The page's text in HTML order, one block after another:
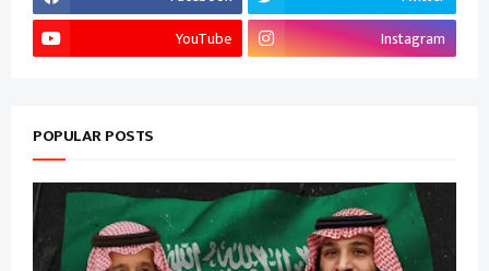
YouTube
Instagram
POPULAR POSTS